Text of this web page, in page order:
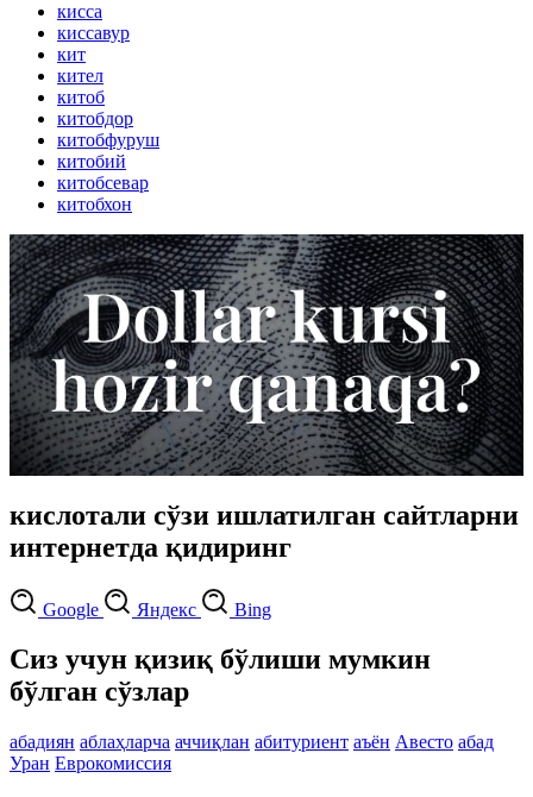
кисса
киссавур
кит
кител
китоб
китобдор
китобфуруш
китобий
китобсевар
китобхон
кислотали сўзи ишлатилган сайтларни
интернетда қидиринг
Google Яндекс Bing
Сиз учун қизиқ бўлиши мумкин
бўлган сўзлар
абадиян аблаҳларча аччиқлан абитуриент аъён Авесто абад
Уран Еврокомиссия